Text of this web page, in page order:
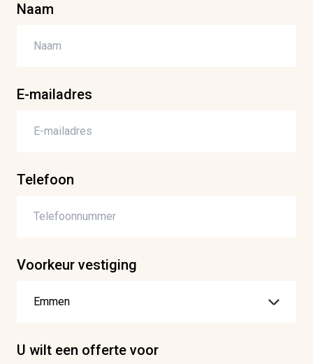
Naam
E-mailadres
Telefoon
Voorkeur vestiging
U wilt een offerte voor